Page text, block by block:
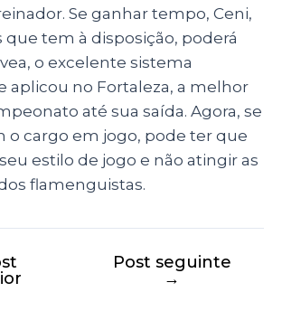
Se ganhar tempo, Ceni,
que tem à disposição, poderá
o excelente sistema
aplicou no Fortaleza, a melhor
até sua saída. Agora, se
o cargo em jogo, pode ter que
estilo de jogo e não atingir as
flamenguistas.
Post seguinte
→